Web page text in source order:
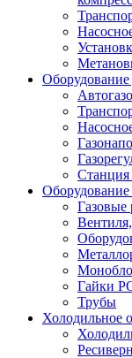
Оборудование
Гайки
Трубы
Холодильное